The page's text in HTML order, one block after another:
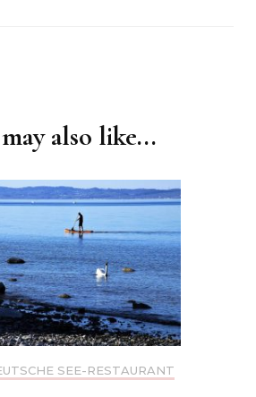
also like...
SEE-RESTAURANT